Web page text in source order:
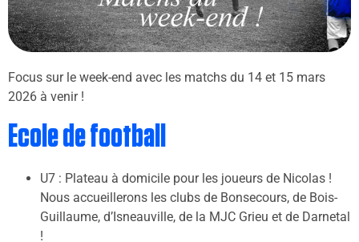
Focus sur le week-end avec les matchs du 14 et 15 mars
2026 à venir !
Ecole de football
U7 : Plateau à domicile pour les joueurs de Nicolas !
Nous accueillerons les clubs de Bonsecours, de Bois-
Guillaume, d’Isneauville, de la MJC Grieu et de Darnetal
!